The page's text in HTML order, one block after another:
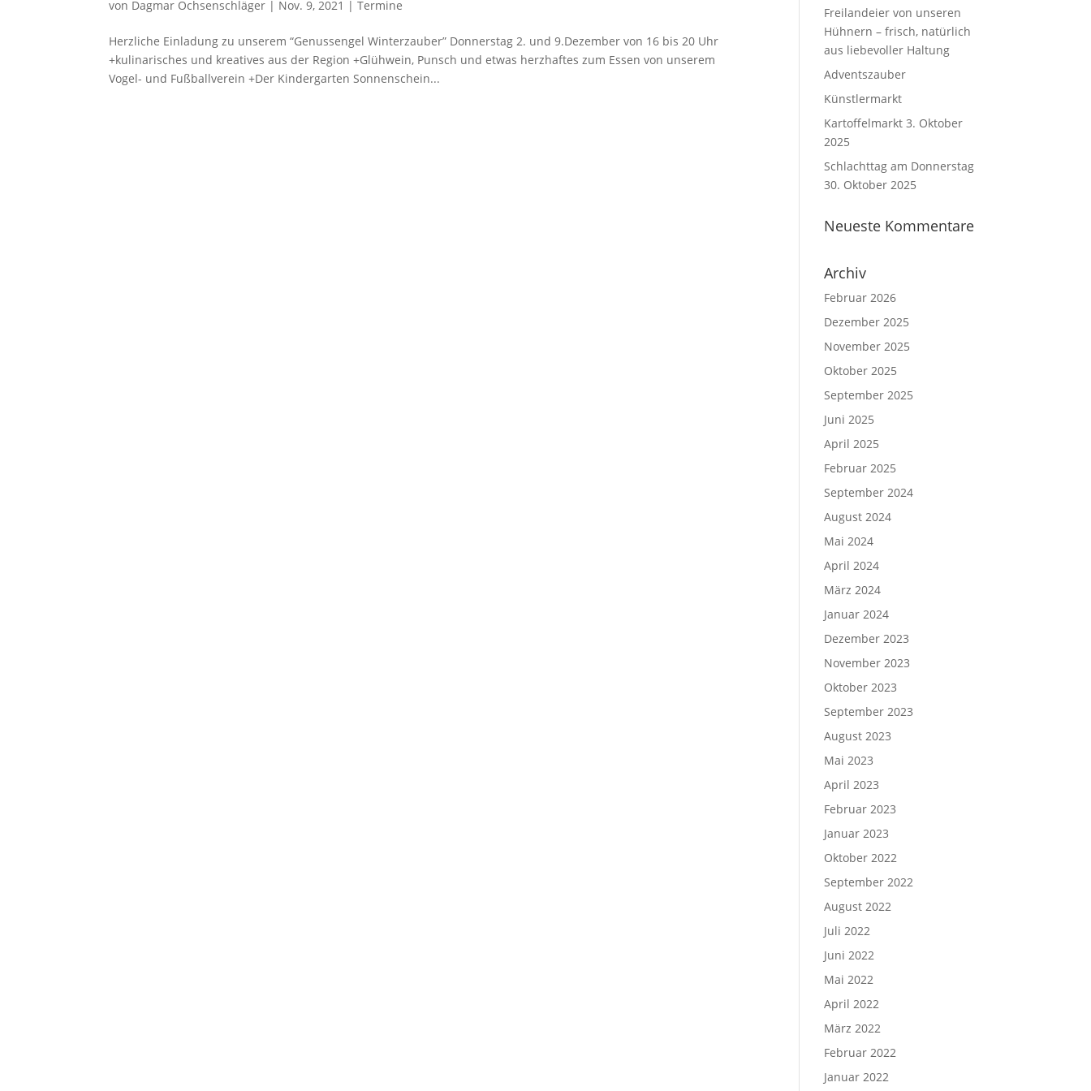
von Dagmar Ochsenschläger | Nov. 9, 2021 |Termine
Herzliche Einladung zu unserem “Genussengel Winterzauber” Donnerstag 2. und 9.Dezember von 16 bis 20 Uhr
+kulinarisches und kreatives aus der Region +Glühwein, Punsch und etwas herzhaftes zum Essen von unserem
Vogel- und Fußballverein +Der Kindergarten Sonnenschein...
Freilandeier von unseren
Hühnern – frisch, natürlich
aus liebevoller Haltung
Adventszauber
Künstlermarkt
Kartoffelmarkt 3. Oktober
2025
Schlachttag am Donnerstag
30. Oktober 2025
Neueste Kommentare
Archiv
Februar 2026
Dezember 2025
November 2025
Oktober 2025
September 2025
Juni 2025
April 2025
Februar 2025
September 2024
August 2024
Mai 2024
April 2024
März 2024
Januar 2024
Dezember 2023
November 2023
Oktober 2023
September 2023
August 2023
Mai 2023
April 2023
Februar 2023
Januar 2023
Oktober 2022
September 2022
August 2022
Juli 2022
Juni 2022
Mai 2022
April 2022
März 2022
Februar 2022
Januar 2022